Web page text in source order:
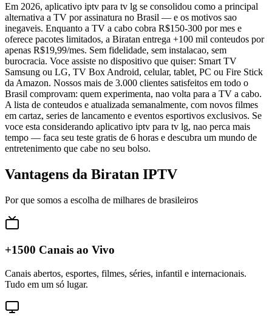
Em 2026, aplicativo iptv para tv lg se consolidou como a principal
alternativa a TV por assinatura no Brasil — e os motivos sao
inegaveis. Enquanto a TV a cabo cobra R$150-300 por mes e
oferece pacotes limitados, a Biratan entrega +100 mil conteudos por
apenas R$19,99/mes. Sem fidelidade, sem instalacao, sem
burocracia. Voce assiste no dispositivo que quiser: Smart TV
Samsung ou LG, TV Box Android, celular, tablet, PC ou Fire Stick
da Amazon. Nossos mais de 3.000 clientes satisfeitos em todo o
Brasil comprovam: quem experimenta, nao volta para a TV a cabo.
A lista de conteudos e atualizada semanalmente, com novos filmes
em cartaz, series de lancamento e eventos esportivos exclusivos. Se
voce esta considerando aplicativo iptv para tv lg, nao perca mais
tempo — faca seu teste gratis de 6 horas e descubra um mundo de
entretenimento que cabe no seu bolso.
Vantagens da Biratan IPTV
Por que somos a escolha de milhares de brasileiros
+1500 Canais ao Vivo
Canais abertos, esportes, filmes, séries, infantil e internacionais.
Tudo em um só lugar.